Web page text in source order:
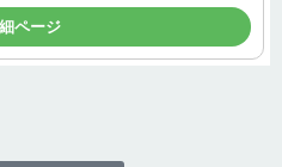
ページ